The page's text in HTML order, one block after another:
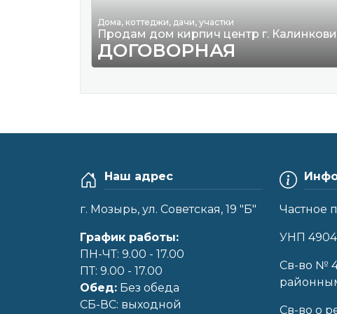
Дома, коттеджи, дачи, участки
Продам дом кирпич центр г.
ДОГОВОРНАЯ
Наш адрес
г. Мозырь, ул. Советская, 19 "Б"
График работы:
ПН-ЧТ: 9.00 - 17.00
ПТ: 9.00 - 17.00
Обед: Без обеда
CБ-ВС: выходной
Частное
УНП
Cв-во №
Св-во о